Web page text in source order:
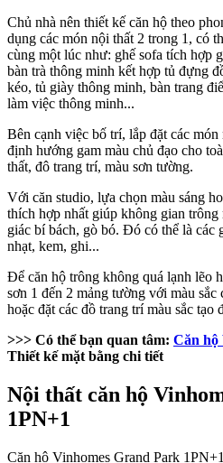
Chủ nhà nên thiết kế căn hộ theo
dụng các món nội thất 2 trong 1, có
cùng một lúc như: ghế sofa tích hợp
bàn trà thông minh kết hợp tủ đựng
kéo, tủ giày thông minh, bàn trang
làm việc thông minh...
Bên cạnh việc bố trí, lắp đặt các món
định hướng gam màu chủ đạo cho
thất, đô trang trí, màu sơn tường.
Với căn studio, lựa chọn màu sáng
thích hợp nhất giúp không gian
giác bí bách, gò bó. Đó có thể là các
nhạt, kem, ghi...
Để căn hộ trông không quá lạnh lẽo
sơn 1 đến 2 mảng tường với màu sắc
hoặc đặt các đồ trang trí màu sắc tạo
>>> Có thể bạn quan tâm: Căn hộ
Thiết kế mặt bằng chi tiết
Nội thất căn hộ
1PN+1
Căn hộ Vinhomes Grand Park